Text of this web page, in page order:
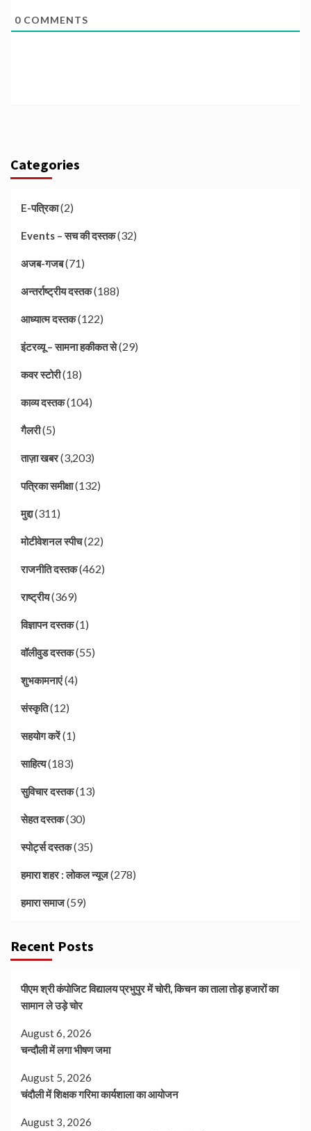
0 COMMENTS
Categories
E-पत्रिका(2)
Events – सच की दस्तक(32)
अजब-गजब(71)
अन्तर्राष्ट्रीय दस्तक(188)
आध्यात्म दस्तक(122)
इंटरव्यू – सामना हकीकत से(29)
कवर स्टोरी(18)
काव्य दस्तक(104)
गैलरी(5)
ताज़ा खबर(3,203)
पत्रिका समीक्षा(132)
मुद्दा(311)
मोटीवेशनल स्पीच(22)
राजनीति दस्तक(462)
राष्ट्रीय(369)
विज्ञापन दस्तक(1)
वॉलीवुड दस्तक(55)
शुभकामनाएं(4)
संस्कृति(12)
सहयोग करें(1)
साहित्य(183)
सुविचार दस्तक(13)
सेहत दस्तक(30)
स्पोर्ट्स दस्तक(35)
हमारा शहर : लोकल न्यूज(278)
हमारा समाज(59)
Recent Posts
पीएम श्री कंपोजिट विद्यालय प्रभुपुर में चोरी, किचन का ताला तोड़ हजारों का
सामान ले उड़े चोर
August 6, 2026
चन्दौली में लगा भीषण जमा
August 5, 2026
चंदौली में शिक्षक गरिमा कार्यशाला का आयोजन
August 3, 2026